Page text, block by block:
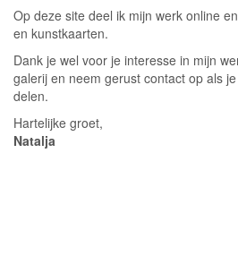
Op deze site deel ik mijn werk online
en kunstkaarten.
Dank je wel voor je interesse in mijn
galerij en neem gerust contact op als
delen.
Hartelijke groet,
Natalja